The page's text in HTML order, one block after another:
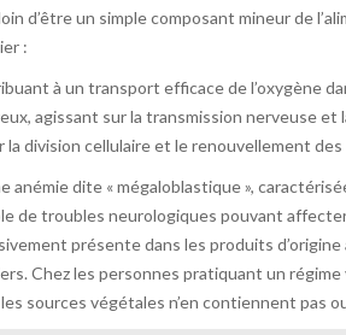
d’être un simple composant mineur de
:
à un transport efficace de l’oxygène
agissant sur la transmission nerveuse et
la division cellulaire et le renouvellement
anémie dite « mégaloblastique »,
de troubles neurologiques pouvant
présente dans les produits d’origine
Chez les personnes pratiquant un
sources végétales n’en contiennent pas